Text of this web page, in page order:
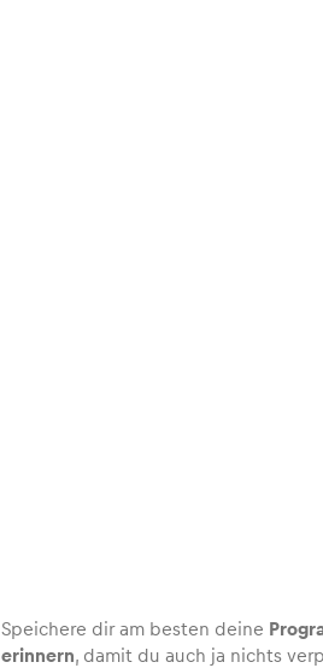
Speichere dir am besten deine
erinnern, damit du auch ja nichts